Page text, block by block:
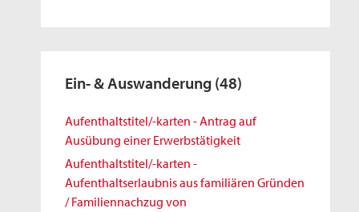
Ein- & Auswanderung (48)
Aufenthaltstitel/-karten - Antrag auf
Ausübung einer Erwerbstätigkeit
Aufenthaltstitel/-karten -
Aufenthaltserlaubnis aus familiären Gründen
/ Familiennachzug von